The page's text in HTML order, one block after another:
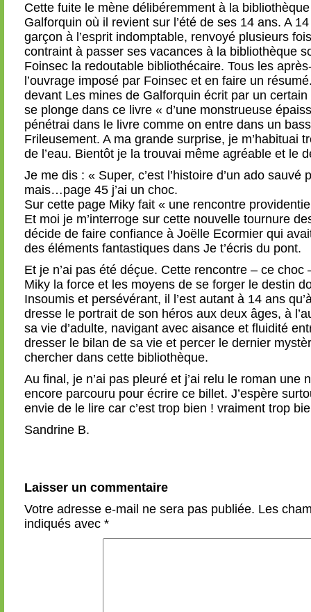
Cette fuite le mène délibéremment à la
Galforquin où il revient sur l’été de ses 14 ans. A
garçon à l’esprit indomptable, renvoyé plusieurs
contraint à passer ses vacances à la bibliothèque
Foinsec la redoutable bibliothécaire. Tous les
l’ouvrage imposé par Foinsec et en faire un
devant Les mines de Galforquin écrit par un
se plonge dans ce livre « d’une monstrueuse
pénétrai dans le livre comme on entre dans un
Frileusement. A ma grande surprise, je m’habituai
de l’eau. Bientôt je la trouvai même agréable et le
Je me dis : « Super, c’est l’histoire d’un ado sauvé
mais…page 45 j’ai un choc.
Sur cette page Miky fait « une rencontre
Et moi je m’interroge sur cette nouvelle tournure
décide de faire confiance à Joëlle Ecormier qui
des éléments fantastiques dans Je t’écris du pont.
Et je n’ai pas été déçue. Cette rencontre – ce choc
Miky la force et les moyens de se forger le destin
Insoumis et persévérant, il l’est autant à 14 ans
dresse le portrait de son héros aux deux âges, à
sa vie d’adulte, navigant avec aisance et fluidité
dresser le bilan de sa vie et percer le dernier
chercher dans cette bibliothèque.
Au final, je n’ai pas pleuré et j’ai relu le roman une
encore parcouru pour écrire ce billet. J’espère
envie de le lire car c’est trop bien ! vraiment trop
Sandrine B.
Laisser un commentaire
Votre adresse e-mail ne sera pas publiée. Les
indiqués avec *